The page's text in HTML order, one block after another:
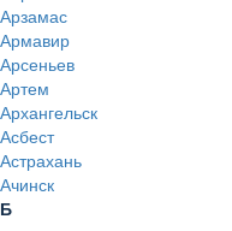
Арзамас
Армавир
Арсеньев
Артем
Архангельск
Асбест
Астрахань
Ачинск
Б